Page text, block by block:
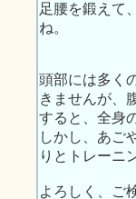
足腰を鍛えて
ね。
頭部には多く
きませんが、
すると、全身
しかし、あご
りとトレーニ
よろしく、ご